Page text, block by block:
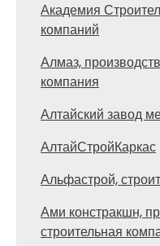
Академия
компаний
Алмаз,
компания
Алтайский завод
АлтайСтройКаркас
Альфастрой,
Ами констракшн,
строительная